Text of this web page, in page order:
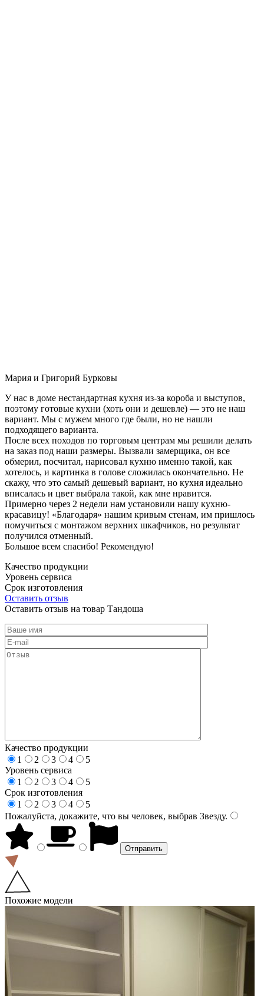
Мария и Григорий Бурковы
У нас в доме нестандартная кухня из-за короба и выступов,
поэтому готовые кухни (хоть они и дешевле) — это не наш
вариант. Мы с мужем много где были, но не нашли
подходящего варианта.
После всех походов по торговым центрам мы решили делать
на заказ под наши размеры. Вызвали замерщика, он все
обмерил, посчитал, нарисовал кухню именно такой, как
хотелось, и картинка в голове сложилась окончательно. Не
скажу, что это самый дешевый вариант, но кухня идеально
вписалась и цвет выбрала такой, как мне нравится.
Примерно через 2 недели нам установили нашу кухню-
красавицу! «Благодаря» нашим кривым стенам, им пришлось
помучиться с монтажом верхних шкафчиков, но результат
получился отменный.
Большое всем спасибо! Рекомендую!
Качество продукции
Уровень сервиса
Срок изготовления
Оставить отзыв
Оставить отзыв на товар Тандоша
Качество продукции
1
2 3 4
5
Уровень сервиса
1
2 3 4
5
Срок изготовления
1
2 3 4
5
Пожалуйста, докажите, что вы человек, выбрав Звезду.
Похожие модели